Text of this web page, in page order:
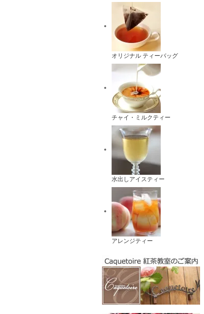
オリジナル ティーバッグ
チャイ・ミルクティー
水出しアイスティー
アレンジティー